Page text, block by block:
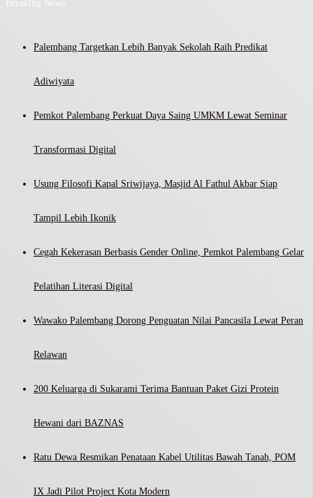
Breaking News
Palembang Targetkan Lebih Banyak Sekolah Raih Predikat
Adiwiyata
Pemkot Palembang Perkuat Daya Saing UMKM Lewat Seminar
Transformasi Digital
Usung Filosofi Kapal Sriwijaya, Masjid Al Fathul Akbar Siap
Tampil Lebih Ikonik
Cegah Kekerasan Berbasis Gender Online, Pemkot Palembang Gelar
Pelatihan Literasi Digital
Wawako Palembang Dorong Penguatan Nilai Pancasila Lewat Peran
Relawan
200 Keluarga di Sukarami Terima Bantuan Paket Gizi Protein
Hewani dari BAZNAS
Ratu Dewa Resmikan Penataan Kabel Utilitas Bawah Tanah, POM
IX Jadi Pilot Project Kota Modern